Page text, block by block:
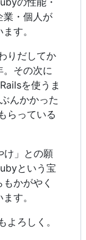
業・個人が
す。
りだしてか
。その次に
を使うま
んかかった
らっている
け」との願
という宝
かがやく
す。
ろしく。